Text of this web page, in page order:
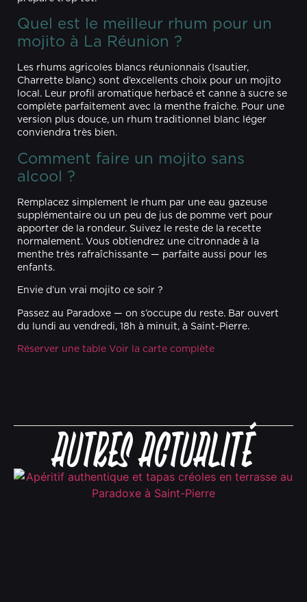
Quel est le meilleur rhum pour un
mojito à La Réunion ?
Les rhums agricoles blancs réunionnais (Isautier,
Charrette blanc) sont d’excellents choix pour un mojito
local. Leur profil aromatique herbacé et canne à sucre se
complète parfaitement avec la menthe fraîche. Pour une
version plus douce, un rhum traditionnel blanc léger
conviendra très bien.
Comment faire un mojito sans
alcool ?
Remplacez simplement le rhum par une eau gazeuse
supplémentaire ou un peu de jus de pomme vert pour
apporter de la rondeur. Suivez le reste de la recette
normalement. Vous obtiendrez une citronnade à la
menthe très rafraîchissante — parfaite aussi pour les
enfants.
Envie d’un vrai mojito ce soir ?
Passez au Paradoxe — on s’occupe du reste. Bar ouvert
du lundi au vendredi, 18h à minuit, à Saint-Pierre.
Réserver une table Voir la carte complète
Autres actualité